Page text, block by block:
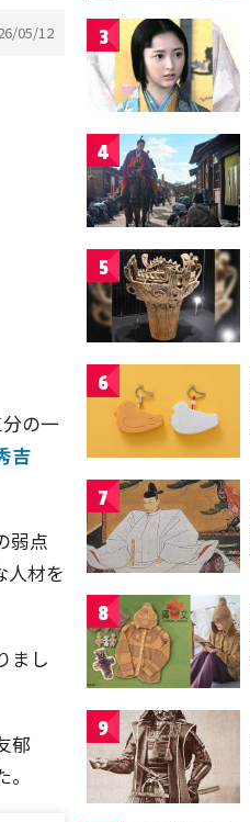
05/12
の一
吉
弱点
人材を
まし
郁
3
4
5
6
7
8
9